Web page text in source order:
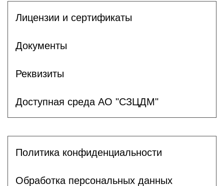
Лицензии и сертификаты
Документы
Реквизиты
Доступная среда АО "СЗЦДМ"
Политика конфиденциальности
Обработка персональных данных